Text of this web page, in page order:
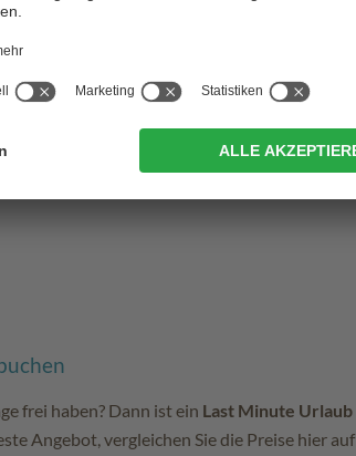
frei haben? Dann ist ein Last Minute Urlaub
Angebot, vergleichen Sie die Preise hier auf